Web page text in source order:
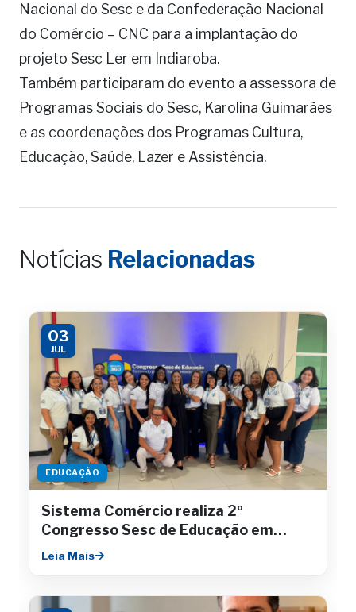
Nacional do Sesc e da Confederação Nacional
do Comércio – CNC para a implantação do
projeto Sesc Ler em Indiaroba.
Também participaram do evento a assessora de
Programas Sociais do Sesc, Karolina Guimarães
e as coordenações dos Programas Cultura,
Educação, Saúde, Lazer e Assistência.
Notícias Relacionadas
03
JUL
EDUCAÇÃO
Sistema Comércio realiza 2º
Congresso Sesc de Educação em
Aracaju
Leia Mais